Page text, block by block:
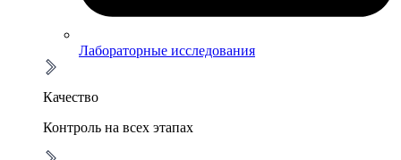
Лабораторные исследования
Качество
Контроль на всех этапах